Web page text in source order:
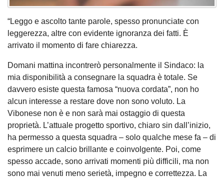
“Leggo e ascolto tante parole, spesso pronunciate con
leggerezza, altre con evidente ignoranza dei fatti. È
arrivato il momento di fare chiarezza.
Domani mattina incontrerò personalmente il Sindaco: la
mia disponibilità a consegnare la squadra è totale. Se
davvero esiste questa famosa “nuova cordata”, non ho
alcun interesse a restare dove non sono voluto. La
Vibonese non è e non sarà mai ostaggio di questa
proprietà. L’attuale progetto sportivo, chiaro sin dall’inizio,
ha permesso a questa squadra – solo qualche mese fa – di
esprimere un calcio brillante e coinvolgente. Poi, come
spesso accade, sono arrivati momenti più difficili, ma non
sono mai venuti meno serietà, impegno e correttezza. La